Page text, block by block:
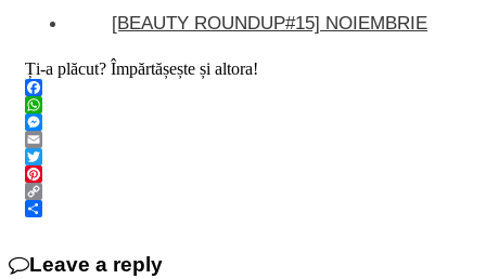
[BEAUTY ROUNDUP#15] NOIEMBRIE
Ți-a plăcut? Împărtășește și altora!
Facebook
WhatsApp
Messenger
Email
Twitter
Pinterest
Copy
Leave a reply